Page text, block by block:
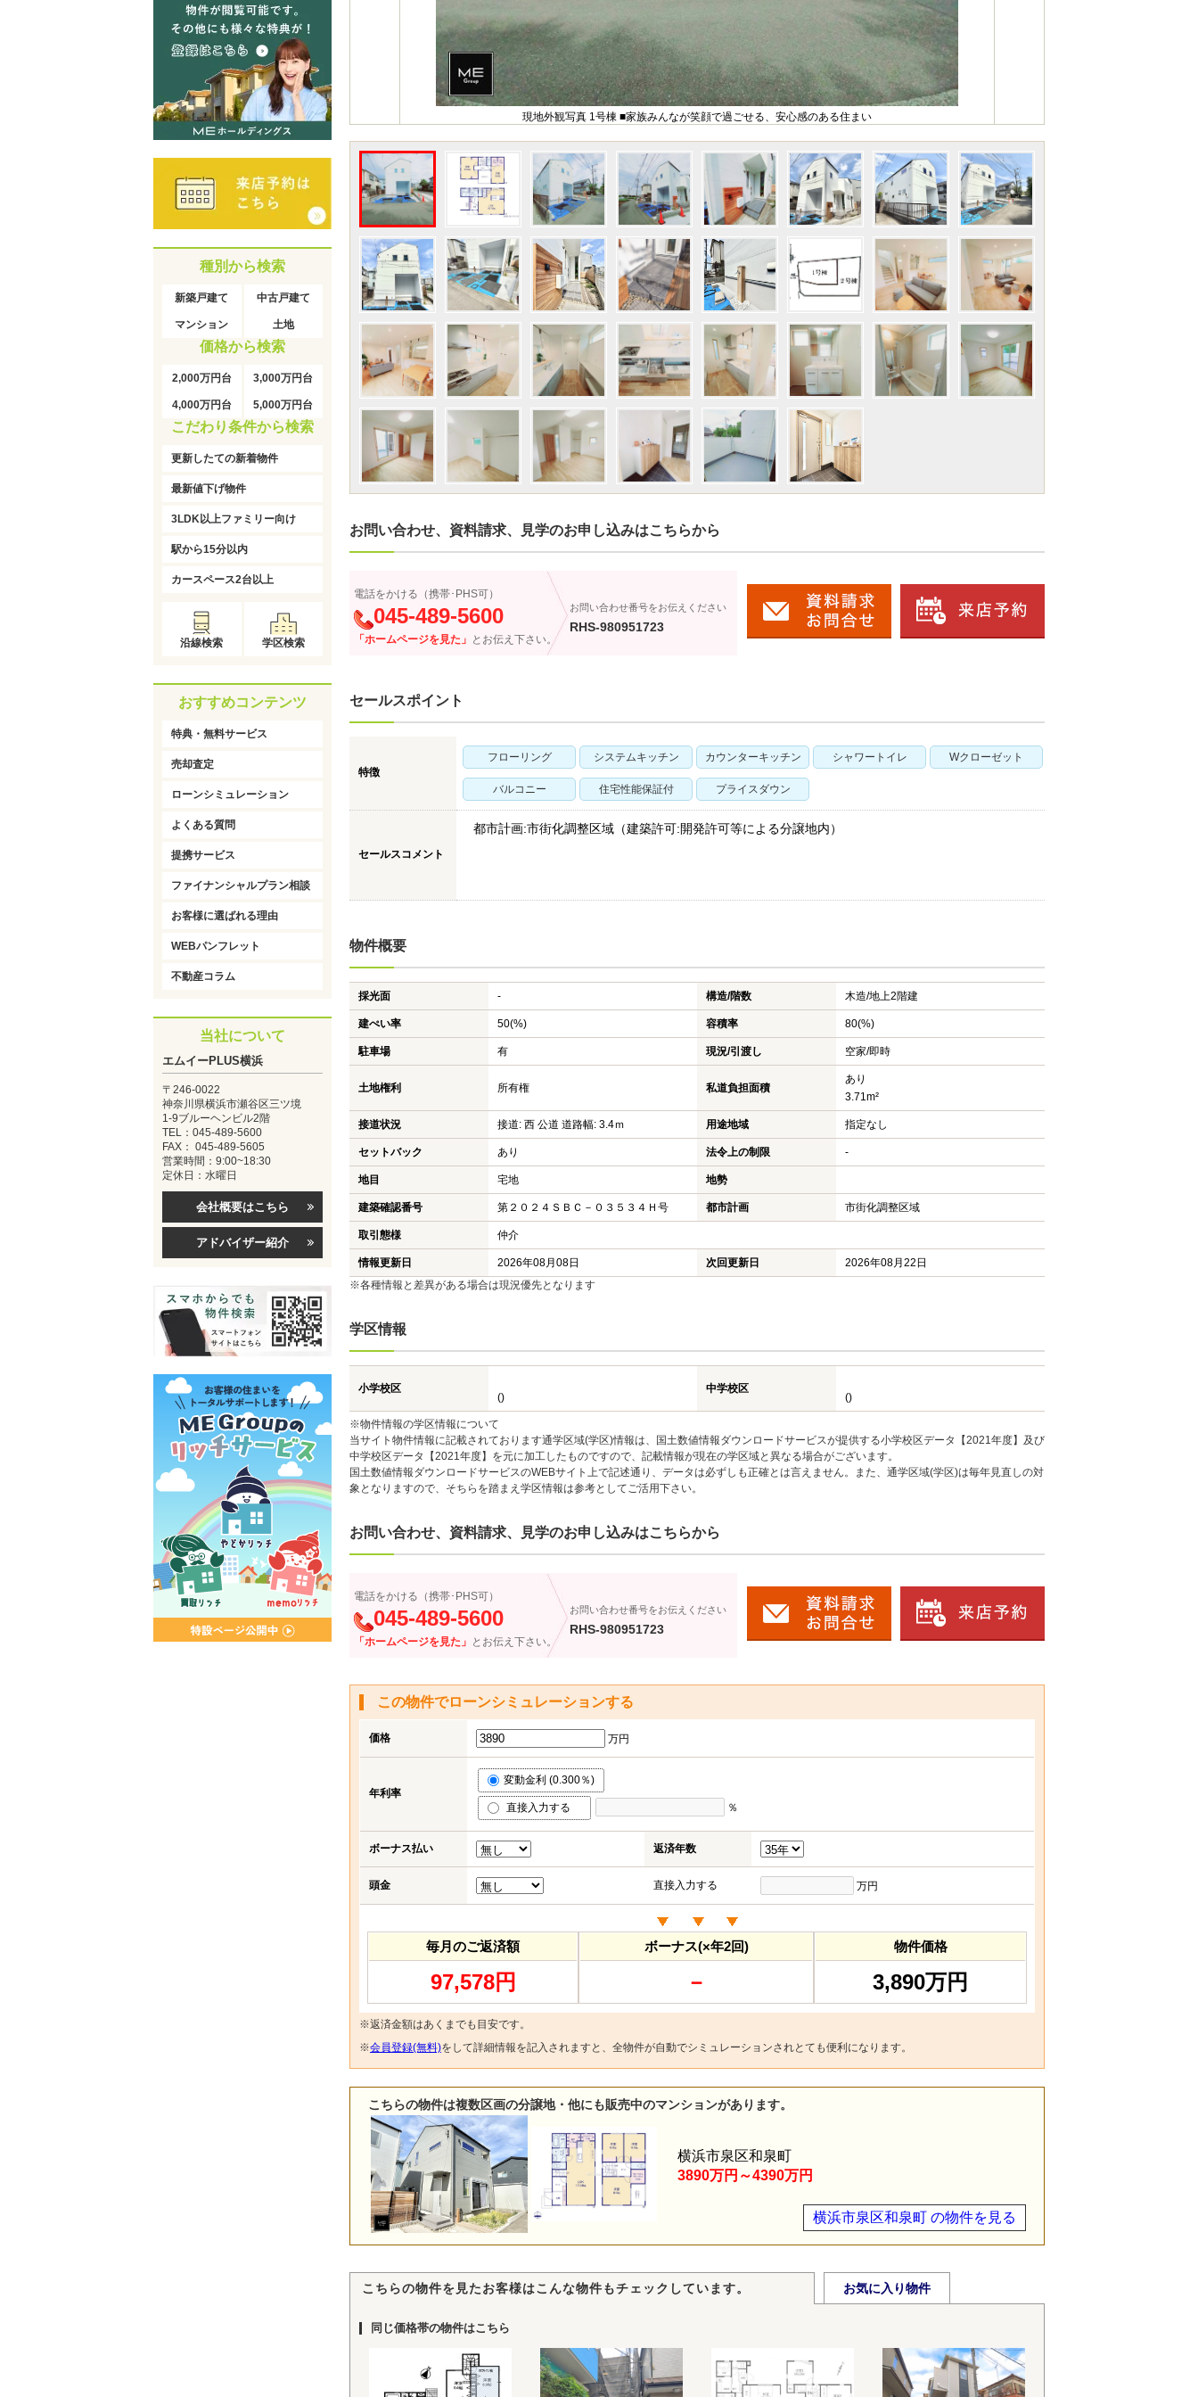
現地外観写真 1号棟 ■家族みんなが笑顔で過ごせる、安心感のある住まい
お問い合わせ、資料請求、見学のお申し込みはこちらから
電話をかける（携帯･PHS可）
045-489-5600
「ホームページを見た」 とお伝え下さい。
お問い合わせ番号をお伝えください
RHS-980951723
セールスポイント
特徴
フローリング システムキッチン カウンターキッチン シャワートイレ Wクローゼット
バルコニー 住宅性能保証付 プライスダウン
セールスコメント
都市計画:市街化調整区域（建築許可:開発許可等による分譲地内）
物件概要
採光面 - 構造/階数 木造/地上2階建
建ぺい率 50(%) 容積率 80(%)
駐車場 有 現況/引渡し 空家/即時
土地権利 所有権 私道負担面積
あり
3.71m²
接道状況 接道: 西 公道 道路幅: 3.4ｍ 用途地域 指定なし
セットバック あり 法令上の制限 -
地目 宅地 地勢
建築確認番号 第２０２４ＳＢＣ－０３５３４Ｈ号 都市計画 市街化調整区域
取引態様 仲介
情報更新日 2026年08月08日 次回更新日
2026年08月22日
※各種情報と差異がある場合は現況優先となります
学区情報
小学校区
()
中学校区
()
※物件情報の学区情報について
当サイト物件情報に記載されております通学区域(学区)情報は、国土数値情報ダウンロードサービスが提供する小学校区データ【2021年度】及び
中学校区データ【2021年度】を元に加工したものですので、記載情報が現在の学区域と異なる場合がございます。
国土数値情報ダウンロードサービスのWEBサイト上で記述通り、データは必ずしも正確とは言えません。また、通学区域(学区)は毎年見直しの対
象となりますので、そちらを踏まえ学区情報は参考としてご活用下さい。
お問い合わせ、資料請求、見学のお申し込みはこちらから
電話をかける（携帯･PHS可）
045-489-5600
「ホームページを見た」 とお伝え下さい。
お問い合わせ番号をお伝えください
RHS-980951723
この物件でローンシミュレーションする
価格 万円
年利率
変動金利 (0.300％)
直接入力する ％
ボーナス払い 返済年数
頭金 直接入力する 万円
毎月のご返済額
97,578円
ボーナス(×年2回)
－
物件価格
3,890万円
※返済金額はあくまでも目安です。
※会員登録(無料)をして詳細情報を記入されますと、全物件が自動でシミュレーションされとても便利になります。
こちらの物件は複数区画の分譲地・他にも販売中のマンションがあります。
横浜市泉区和泉町 の物件を見る
横浜市泉区和泉町
3890万円～4390万円
こちらの物件を見たお客様はこんな物件もチェックしています。 お気に入り物件
同じ価格帯の物件はこちら
種別から検索
新築戸建て 中古戸建て
マンション 土地
価格から検索
2,000万円台 3,000万円台
4,000万円台 5,000万円台
こだわり条件から検索
更新したての新着物件
最新値下げ物件
3LDK以上ファミリー向け
駅から15分以内
カースペース2台以上
沿線検索 学区検索
おすすめコンテンツ
特典・無料サービス
売却査定
ローンシミュレーション
よくある質問
提携サービス
ファイナンシャルプラン相談
お客様に選ばれる理由
WEBパンフレット
不動産コラム
当社について
エムイーPLUS横浜
〒246-0022
神奈川県横浜市瀬谷区三ツ境
1-9ブルーヘンビル2階
TEL：045-489-5600
FAX： 045-489-5605
営業時間：9:00~18:30
定休日：水曜日
会社概要はこちら
アドバイザー紹介